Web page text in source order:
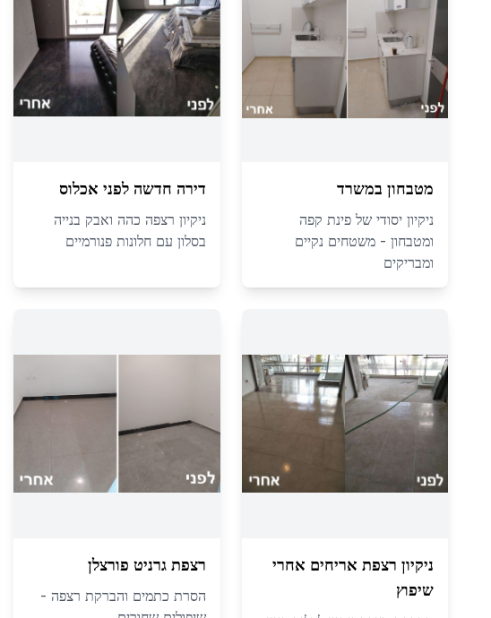
מטבחון במשרד
ניקיון יסודי של פינת קפה
ומטבחון - משטחים נקיים
ומבריקים
דירה חדשה לפני אכלוס
ניקיון רצפה כהה ואבק בנייה
בסלון עם חלונות פנורמיים
ניקיון רצפת אריחים אחרי
שיפוץ
רצפת גרניט פורצלן
הסרת כתמים והברקת רצפה -